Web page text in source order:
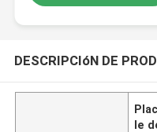
DESCRIPCIóN DE
le